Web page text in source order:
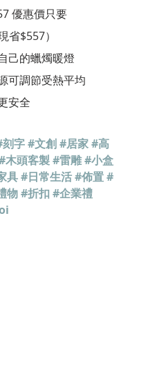
優惠價只要
省$557）
己的蠟燭暖燈
可調節受熱平均
安全
字#文創#居家#高
木頭客製#雷雕#小盒
具#日常生活#佈置#
物#折扣 #企業禮